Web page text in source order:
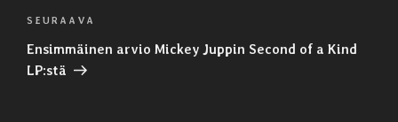
Seuraava
artikkeli
SEURAAVA
Ensimmäinen arvio Mickey Juppin Second of a Kind
LP:stä